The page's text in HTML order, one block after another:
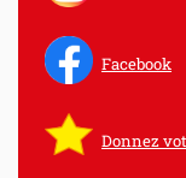
Facebook
Donnez